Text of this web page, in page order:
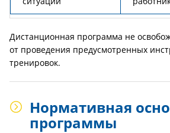
Дистанционная программа не
от проведения предусмотренных
тренировок.
Нормативная
программы